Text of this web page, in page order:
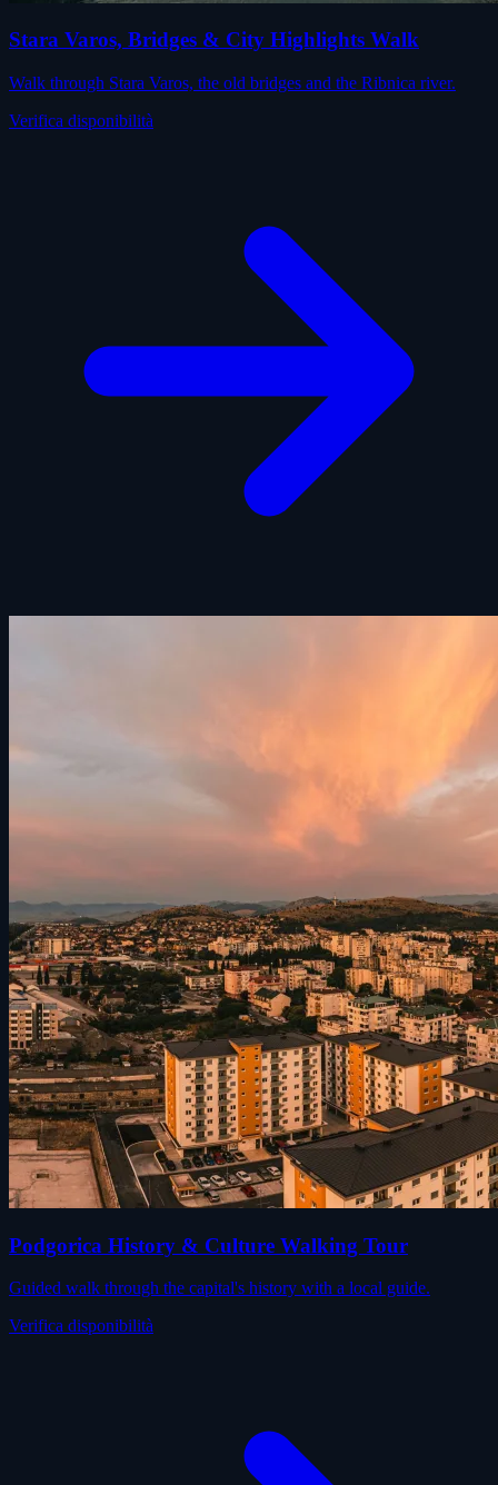
Stara Varos, Bridges & City Highlights Walk
Walk through Stara Varos, the old bridges and the Ribnica river.
Verifica disponibilità
Podgorica History & Culture Walking Tour
Guided walk through the capital's history with a local guide.
Verifica disponibilità